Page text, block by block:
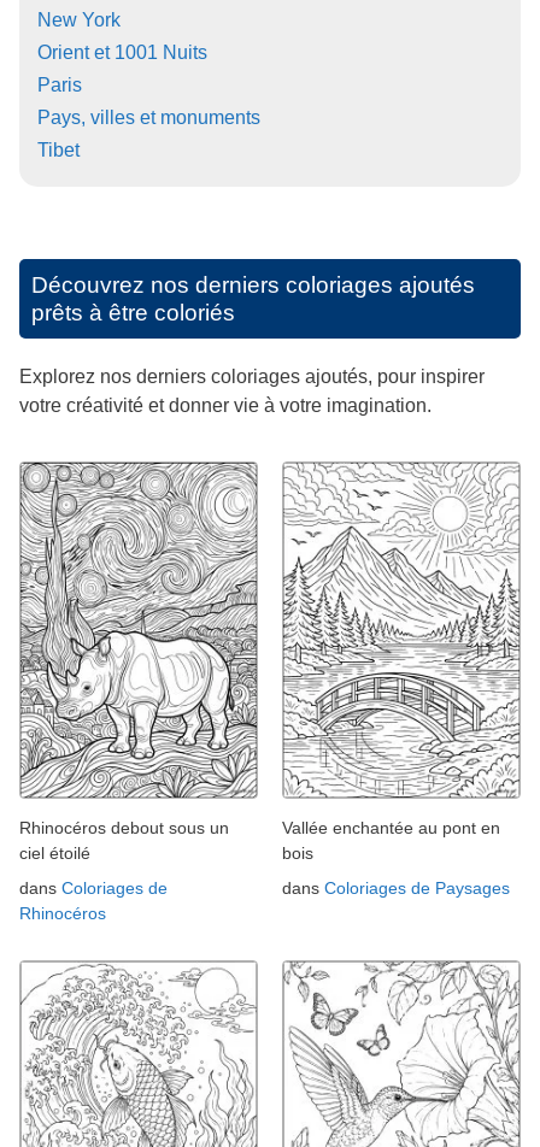
New York
Orient et 1001 Nuits
Paris
Pays, villes et monuments
Tibet
Découvrez nos derniers coloriages ajoutés
prêts à être coloriés
Explorez nos derniers coloriages ajoutés, pour inspirer
votre créativité et donner vie à votre imagination.
Rhinocéros debout sous un
ciel étoilé
dans Coloriages de
Rhinocéros
Vallée enchantée au pont en
bois
dans Coloriages de Paysages